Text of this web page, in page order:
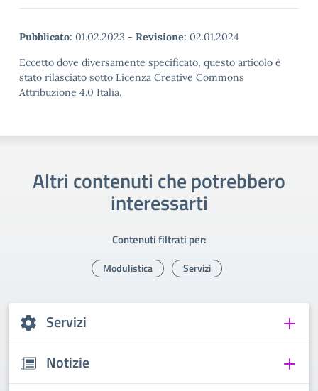
Pubblicato: 01.02.2023 - Revisione: 02.01.2024
Eccetto dove diversamente specificato, questo articolo è
stato rilasciato sotto Licenza Creative Commons
Attribuzione 4.0 Italia.
Altri contenuti che potrebbero
interessarti
Contenuti filtrati per:
Modulistica Servizi
Servizi
Notizie